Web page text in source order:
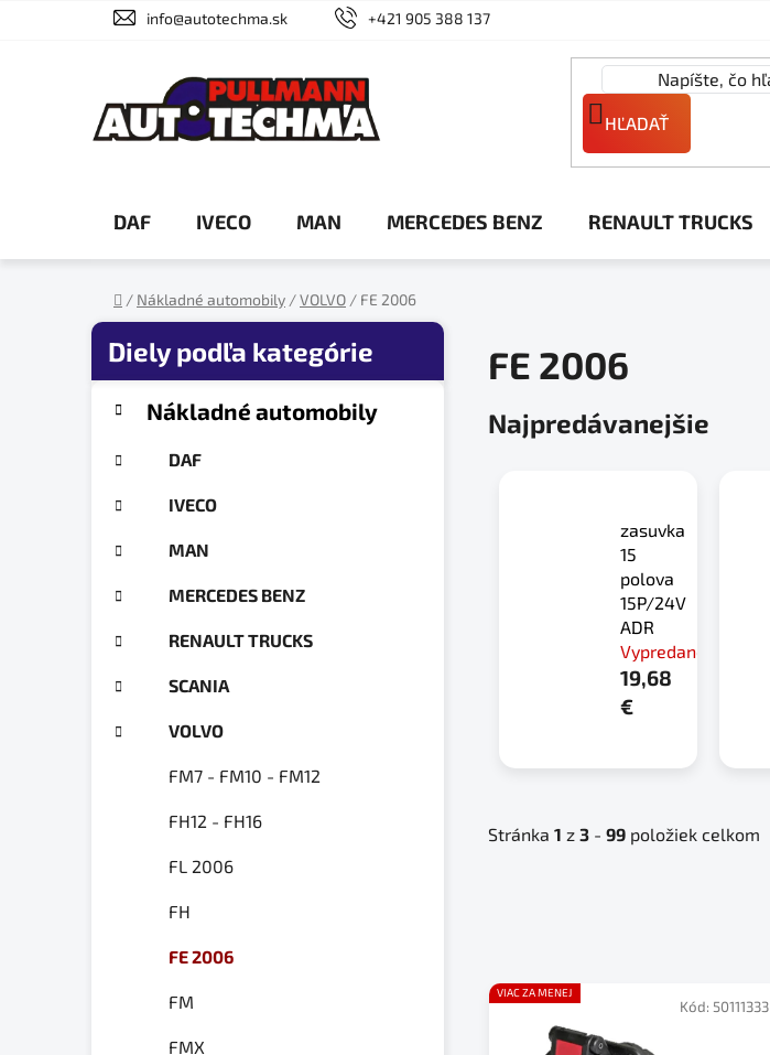
info@autotechma.sk +421 905 388 137
HĽADAŤ
DAF IVECO MAN MERCEDES BENZ RENAULT TRUCKS
Domov
/ Nákladné automobily /VOLVO / FE 2006
B
kategórieNákladné automobily
DAF
IVECO
MAN
MERCEDES BENZ
RENAULT TRUCKS
SCANIA
VOLVO
FM7 - FM10 - FM12
FH12 - FH16
FL 2006
FH
FE 2006
FM
FMX
FE 2006
Najpredávanejšie
zasuvka
15
polova
15P/24V
ADR
Vypredané
19,68
€
Stránka 1 z 3 - 99 položiek celkom
V
ý
VIAC ZA MENEJ
Kód: 50111333